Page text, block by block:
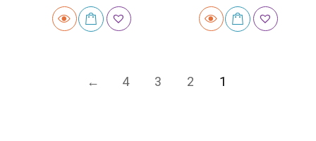
1
2
3
4